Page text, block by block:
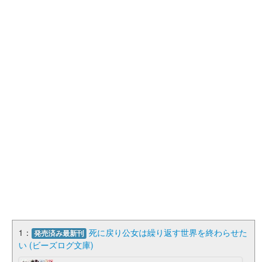
1： 発売済み最新刊 死に戻り公女は繰り返す世界を終わらせた
い (ビーズログ文庫)